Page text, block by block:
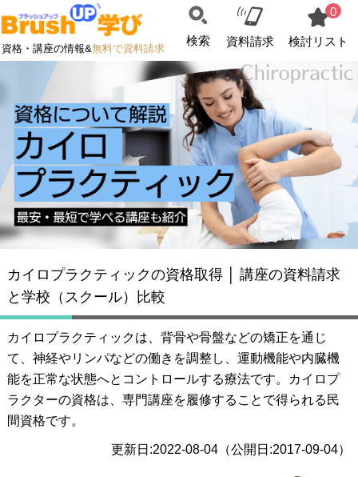
資格・講座の情報&無料で資料請求
検索 資料請求
0
検討リスト
カイロプラクティックの資格取得 │ 講座の資料請求
と学校（スクール）比較
カイロプラクティックは、背骨や骨盤などの矯正を通じ
て、神経やリンパなどの働きを調整し、運動機能や内臓機
能を正常な状態へとコントロールする療法です。カイロプ
ラクターの資格は、専門講座を履修することで得られる民
間資格です。
更新日:2022-08-04（公開日:2017-09-04）